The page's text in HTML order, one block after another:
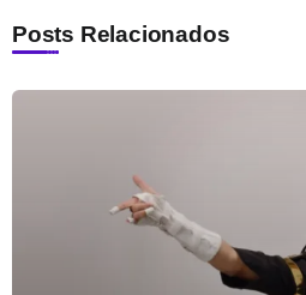
Posts Relacionados